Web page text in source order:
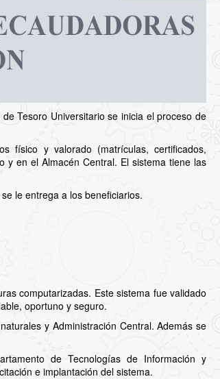
Tesoro Universitario se inicia el proceso de
físico y valorado (matrículas, certificados,
y en el Almacén Central. El sistema tiene las
le entrega a los beneficiarios.
computarizadas. Este sistema fue validado
oportuno y seguro.
y Administración Central. Además se
de Tecnologías de Información y
e implantación del sistema.